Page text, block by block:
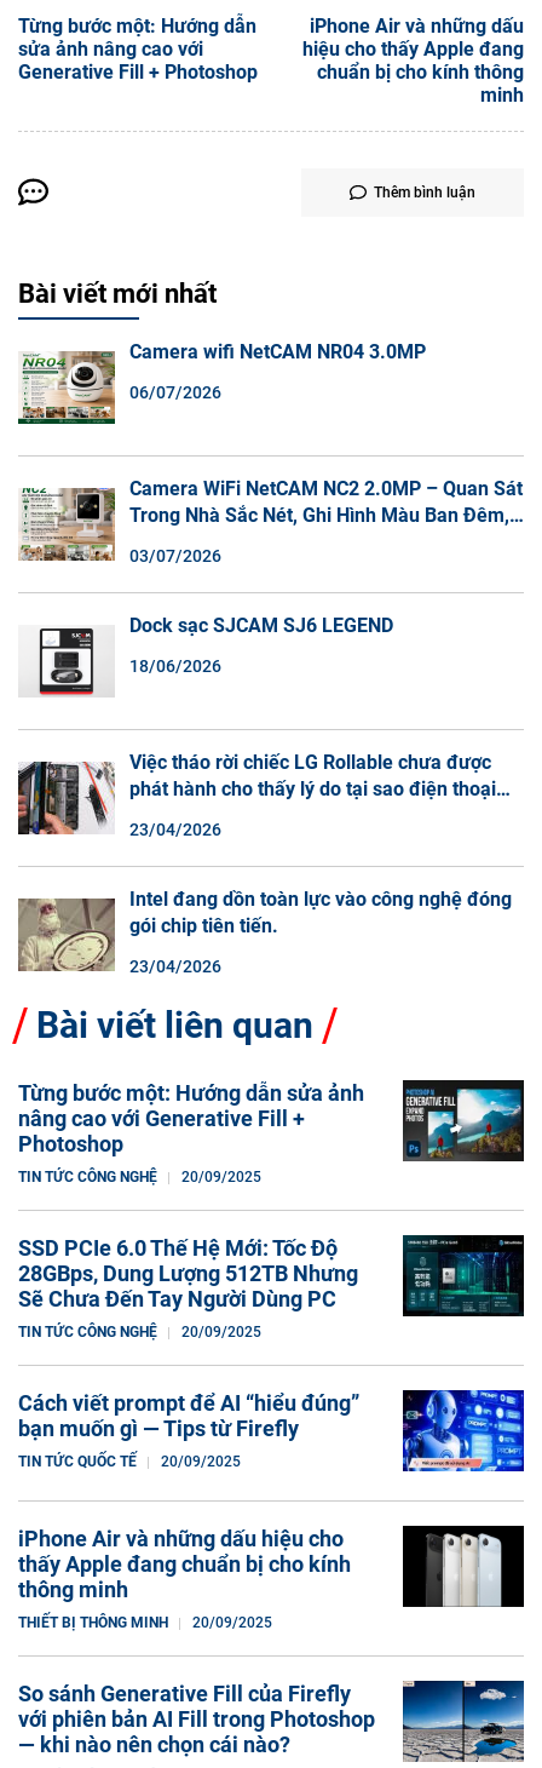
Từng bước một: Hướng dẫn
sửa ảnh nâng cao với
Generative Fill + Photoshop
iPhone Air và những dấu
hiệu cho thấy Apple đang
chuẩn bị cho kính thông
minh
Thêm bình luận
Bài viết mới nhất
Camera wifi NetCAM NR04 3.0MP
06/07/2026
Camera WiFi NetCAM NC2 2.0MP – Quan Sát
Trong Nhà Sắc Nét, Ghi Hình Màu Ban Đêm,
03/07/2026
Dock sạc SJCAM SJ6 LEGEND
18/06/2026
Việc tháo rời chiếc LG Rollable chưa được
phát hành cho thấy lý do tại sao điện thoại
23/04/2026
Intel đang dồn toàn lực vào công nghệ đóng
gói chip tiên tiến.
23/04/2026
Bài viết liên quan
Từng bước một: Hướng dẫn sửa ảnh
nâng cao với Generative Fill +
Photoshop
TIN TỨC CÔNG NGHỆ 20/09/2025
SSD PCIe 6.0 Thế Hệ Mới: Tốc Độ
28GBps, Dung Lượng 512TB Nhưng
Sẽ Chưa Đến Tay Người Dùng PC
TIN TỨC CÔNG NGHỆ 20/09/2025
Cách viết prompt để AI “hiểu đúng”
bạn muốn gì — Tips từ Firefly
TIN TỨC QUỐC TẾ 20/09/2025
iPhone Air và những dấu hiệu cho
thấy Apple đang chuẩn bị cho kính
thông minh
THIẾT BỊ THÔNG MINH 20/09/2025
So sánh Generative Fill của Firefly
với phiên bản AI Fill trong Photoshop
— khi nào nên chọn cái nào?